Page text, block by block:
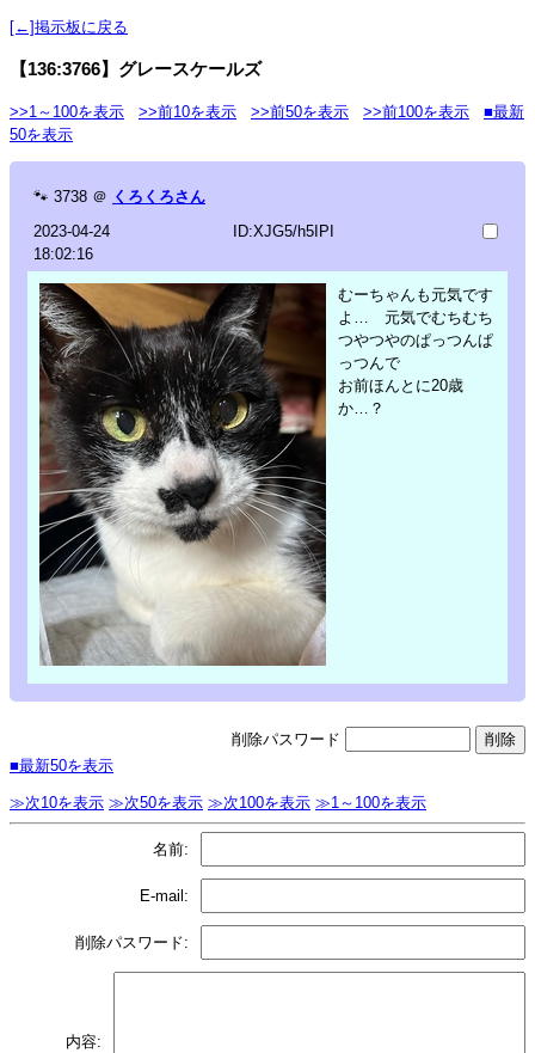
[←]掲示板に戻る
【136:3766】グレースケールズ
>>1～100を表示 >>前10を表示 >>前50を表示 >>前100を表示
■最新
50を表示
🐾 3738 ＠ くろくろさん
2023-04-24
18:02:16
ID:XJG5/h5IPI
むーちゃんも元気です
よ… 元気でむちむち
つやつやのぱっつんぱ
っつんで
お前ほんとに20歳
か…？
削除パスワード
■最新50を表示
≫次10を表示 ≫次50を表示 ≫次100を表示 ≫1～100を表示
名前:
E-mail:
削除パスワード:
内容: